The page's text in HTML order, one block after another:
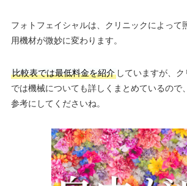
フォトフェイシャルは、クリニックによって
用機材が微妙に変わります。
比較表では最低料金を紹介していますが、
では機械についても詳しくまとめているので
参考にしてくださいね。